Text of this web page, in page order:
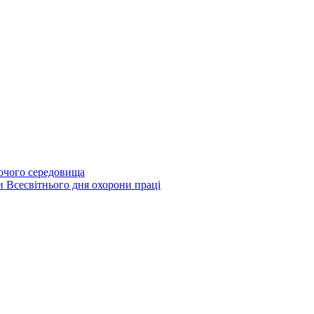
середовища
Всесвітнього дня охорони праці